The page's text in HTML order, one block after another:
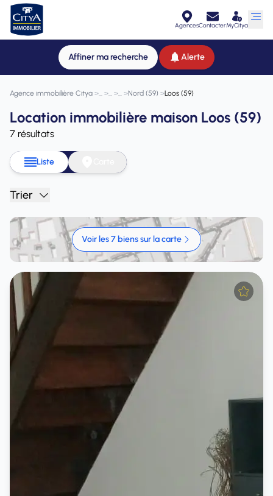
AgencesContacterMyCitya
Affiner ma recherche Alerte
Agence immobilière Citya > > > >Nord (59) >Loos (59)
Location immobilière maison Loos (59)
7 résultats
Liste
Trier
Voir les 7 biens sur la carte